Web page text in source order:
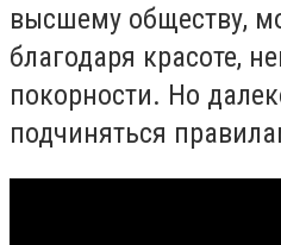
высшему обществу,
благодаря красоте,
покорности. Но
подчиняться